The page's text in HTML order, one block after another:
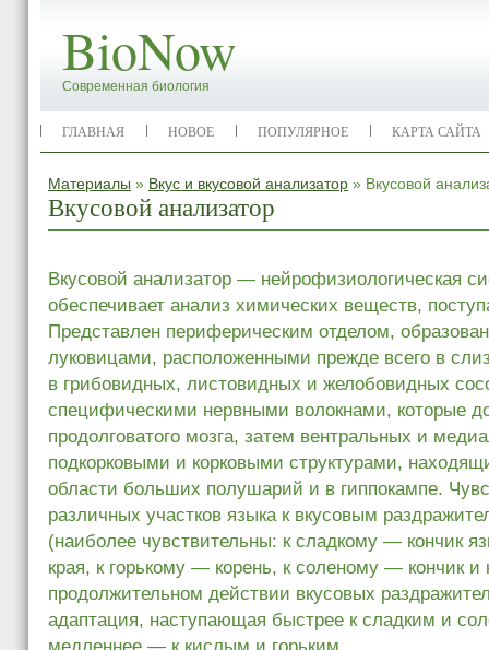
BioNow
Современная биология
ГЛАВНАЯ НОВОЕ ПОПУЛЯРНОЕ КАРТА САЙТА
Материалы » Вкус и вкусовой анализатор » Вкусовой
Вкусовой анализатор
Вкусовой анализатор — нейрофизиологическая
обеспечивает анализ химических веществ,
Представлен периферическим отделом,
луковицами, расположенными прежде всего в
в грибовидных, листовидных и желобовидных
специфическими нервными волокнами, которые
продолговатого мозга, затем вентральных и
подкорковыми и корковыми структурами,
области больших полушарий и в гиппокампе.
различных участков языка к вкусовым
(наиболее чувствительны: к сладкому — кончик
края, к горькому — корень, к соленому — кончик и
продолжительном действии вкусовых
адаптация, наступающая быстрее к сладким и
медленнее — к кислым и горьким.